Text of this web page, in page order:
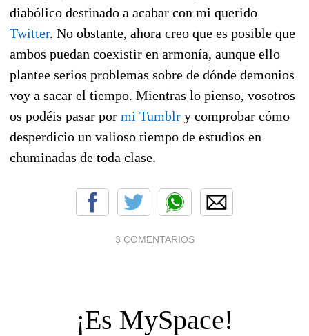
diabólico destinado a acabar con mi querido
Twitter. No obstante, ahora creo que es posible que
ambos puedan coexistir en armonía, aunque ello
plantee serios problemas sobre de dónde demonios
voy a sacar el tiempo. Mientras lo pienso, vosotros
os podéis pasar por mi Tumblr y comprobar cómo
desperdicio un valioso tiempo de estudios en
chuminadas de toda clase.
3 COMENTARIOS
¡Es MySpace!